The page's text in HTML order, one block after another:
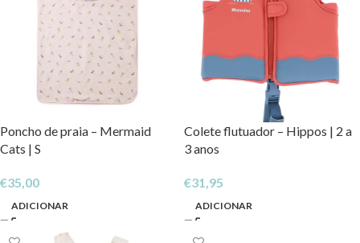
Poncho de praia – Mermaid
Cats | S
€35,00
ADICIONAR
Colete flutuador – Hippos | 2 a
3 anos
€31,95
ADICIONAR